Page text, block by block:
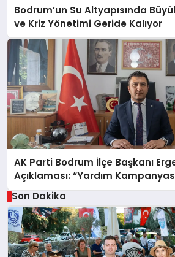
Bodrum’un Su Altyapısında
ve Kriz Yönetimi Geride Kalıyor
AK Parti Bodrum İlçe Başkanı
Açıklaması: “Yardım
Malzeme Yapılmasını Kınıyorum”
Son Dakika